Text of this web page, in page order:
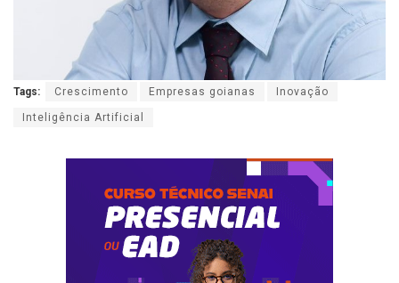
Tags: Crescimento Empresas goianas Inovação
Inteligência Artificial